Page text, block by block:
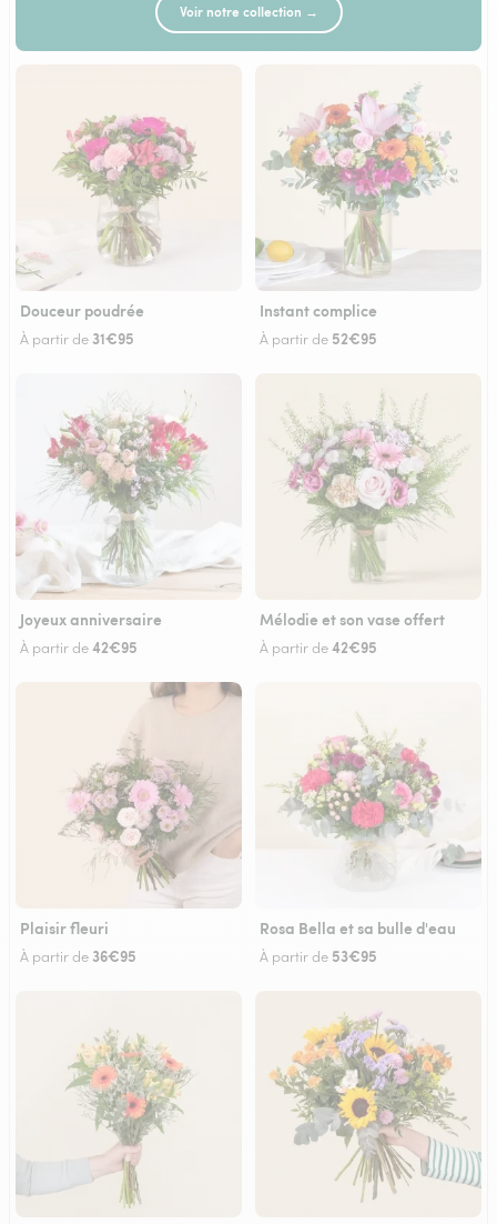
Voir notre collection →
Douceur poudrée
À partir de 31€95
Instant complice
À partir de 52€95
Joyeux anniversaire
À partir de42€95
Mélodie et son vase offert
À partir de42€95
Plaisir fleuri
À partir de 36€95
Rosa Bella et sa bulle d'eau
À partir de 53€95